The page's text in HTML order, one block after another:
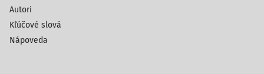
Autori
Kľúčové slová
Nápoveda